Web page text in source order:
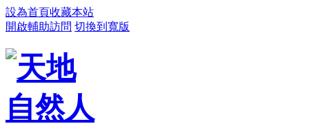
設為首頁收藏本站
開啟輔助訪問 切換到寬版